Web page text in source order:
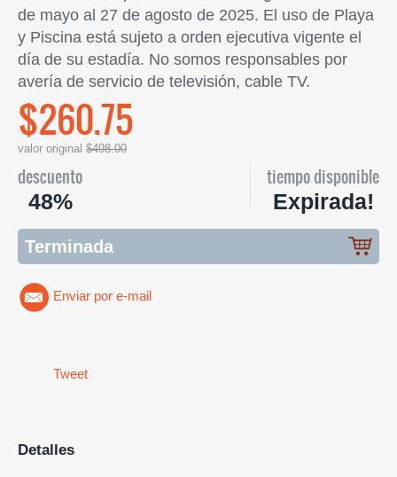
de mayo al 27 de agosto de 2025. El uso de Playa
y Piscina está sujeto a orden ejecutiva vigente el
día de su estadía. No somos responsables por
avería de servicio de televisión, cable TV.
$260.75
valor original $498.00
descuento
48%
tiempo disponible
Expirada!
Terminada
Enviar por e-mail
Tweet
Detalles